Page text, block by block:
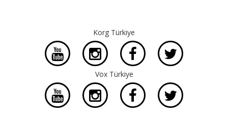
Korg Türkiye
Vox Türkiye